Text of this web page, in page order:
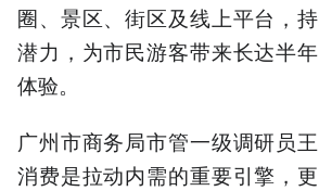
圈、景区、街区及线上平台，
潜力，为市民游客带来长达半
体验。
广州市商务局市管一级调研员
消费是拉动内需的重要引擎，